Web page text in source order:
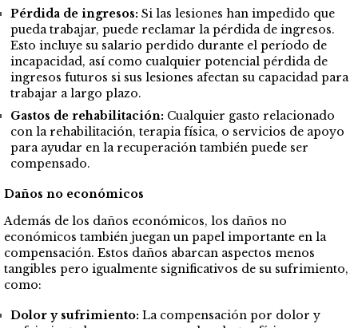
Pérdida de ingresos: Si las lesiones han impedido que
pueda trabajar, puede reclamar la pérdida de ingresos.
Esto incluye su salario perdido durante el período de
incapacidad, así como cualquier potencial pérdida de
ingresos futuros si sus lesiones afectan su capacidad para
trabajar a largo plazo.
Gastos de rehabilitación: Cualquier gasto relacionado
con la rehabilitación, terapia física, o servicios de apoyo
para ayudar en la recuperación también puede ser
compensado.
Daños no económicos
Además de los daños económicos, los daños no
económicos también juegan un papel importante en la
compensación. Estos daños abarcan aspectos menos
tangibles pero igualmente significativos de su sufrimiento,
como:
Dolor y sufrimiento: La compensación por dolor y